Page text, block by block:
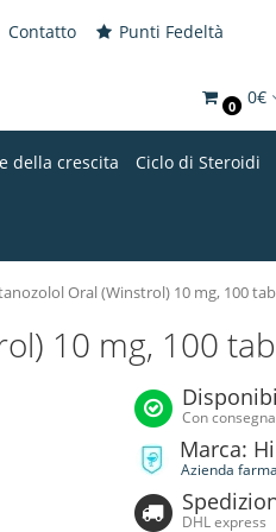
Contatto Punti Fedeltà
0 0€
della crescita Ciclo di Steroidi
Oral (Winstrol) 10 mg, 100
10 mg, 100
Con
Marca:
Azienda
DHL express